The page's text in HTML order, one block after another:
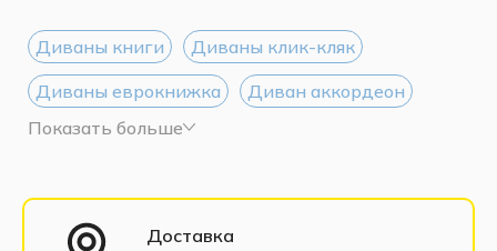
Диваны книги
Диваны клик-кляк
Диваны еврокнижка
Диван аккордеон
Диваны Дельфин
Диваны 200 см
Показать больше
Доставка